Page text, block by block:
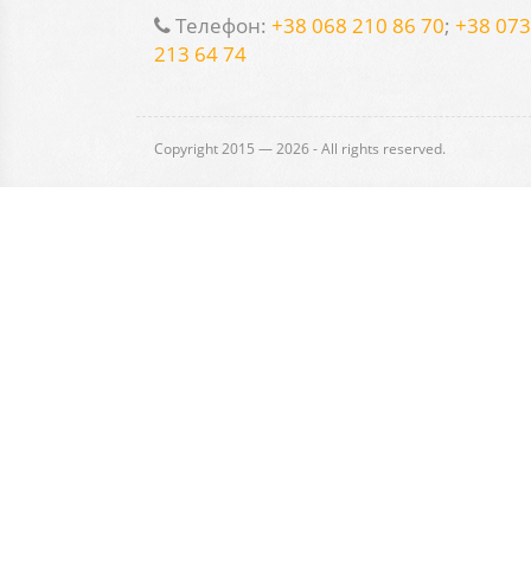
Телефон: +38 068 210 86 70; +38 073
213 64 74
Copyright 2015 — 2026- All rights reserved.